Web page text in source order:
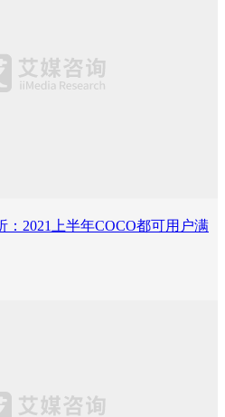
：2021上半年COCO都可用户满